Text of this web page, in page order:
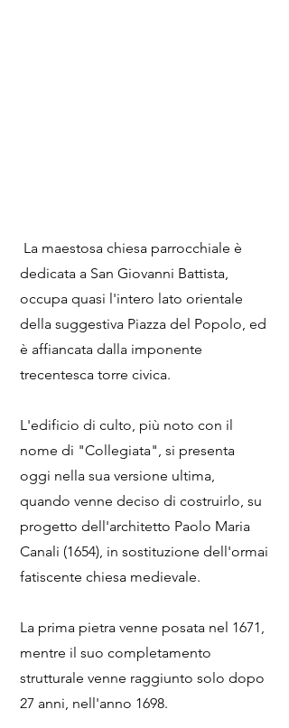
La maestosa chiesa parrocchiale è
dedicata a San Giovanni Battista,
occupa quasi l'intero lato orientale
della suggestiva Piazza del Popolo, ed
è affiancata dalla imponente
trecentesca torre civica.
L'edificio di culto, più noto con il
nome di "Collegiata", si presenta
oggi nella sua versione ultima,
quando venne deciso di costruirlo, su
progetto dell'architetto Paolo Maria
Canali (1654), in sostituzione dell'ormai
fatiscente chiesa medievale.
La prima pietra venne posata nel 1671,
mentre il suo completamento
strutturale venne raggiunto solo dopo
27 anni, nell'anno 1698.